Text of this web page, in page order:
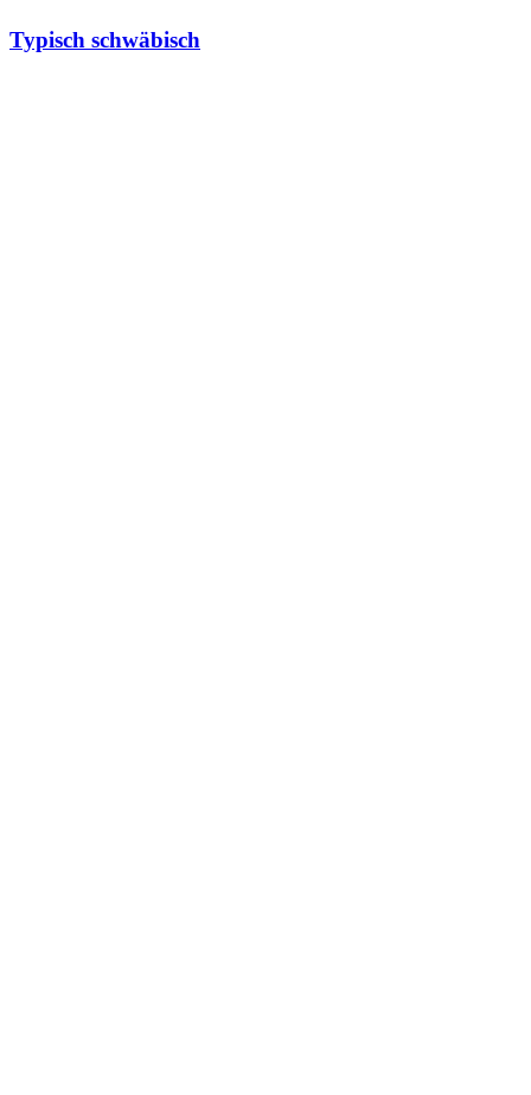
Typisch schwäbisch